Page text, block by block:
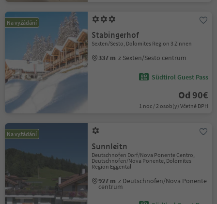
Na vyžádání
Stabingerhof
Sexten/Sesto, Dolomites Region 3 Zinnen
337 m z Sexten/Sesto centrum
Südtirol Guest Pass
Od 90€
1 noc / 2 osob(y) Včetně DPH
Na vyžádání
Sunnleitn
Deutschnofen Dorf/Nova Ponente Centro,
Deutschnofen/Nova Ponente, Dolomites
Region Eggental
927 m z Deutschnofen/Nova Ponente
centrum